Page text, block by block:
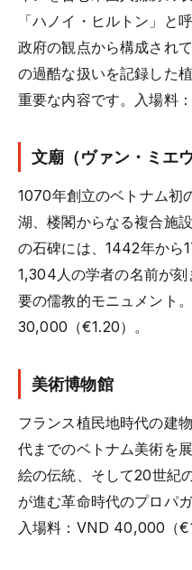
「ハノイ・ヒルトン」と
政府の観点から構成され
の過酷な扱いを記録した
重要な内容です。入場料
文廟（ヴァン・ミエウ
1070年創立のベトナム初
湖、楼閣からなる複合施
の石碑には、1442年から
1,304人の学者の名前が
要の儒教的モニュメント
30,000（€1.20）。
美術博物館
フランス植民地時代の建
代までのベトナム美術を
絵の伝統、そして20世紀
が進む革命時代のプロパ
入場料：VND 40,000（